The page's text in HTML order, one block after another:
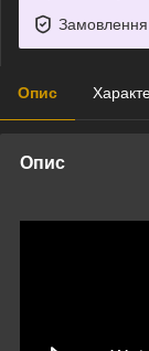
Замовлення
Опис
Опис